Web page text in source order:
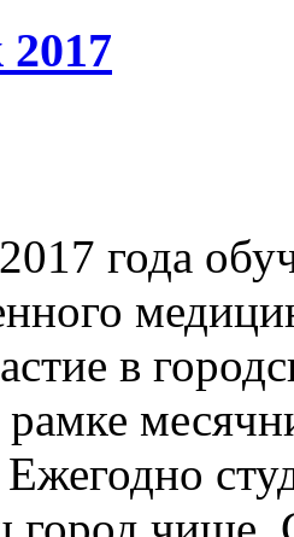
года
в
рамке
Ежегодно